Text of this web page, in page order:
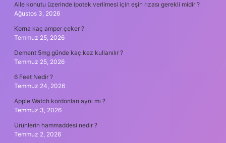
Aile konutu üzerinde ipotek verilmesi için eşin rızası gerekli midir ?
Ağustos 3, 2026
Korna kaç amper çeker ?
Temmuz 25, 2026
Dement 5mg günde kaç kez kullanılır ?
Temmuz 25, 2026
6 Feet Nedir ?
Temmuz 24, 2026
Apple Watch kordonları aynı mı ?
Temmuz 3, 2026
Ürünlerin hammaddesi nedir ?
Temmuz 2, 2026